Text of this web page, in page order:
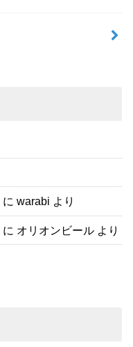
にwarabi より
に オリオンビール より